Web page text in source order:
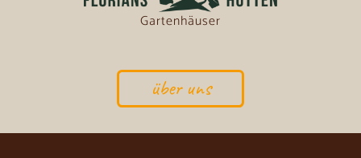
Gartenhäuser
über uns